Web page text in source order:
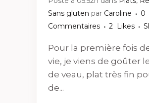
Sans gluten par Caroline
0
Commentaires
2 Likes
Pour la première fois
vie, je viens de goûter
de veau, plat très fin
de...